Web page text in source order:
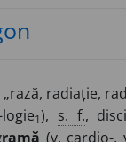
„rază, radiație,
1), s. f.,
(v. cardio-,